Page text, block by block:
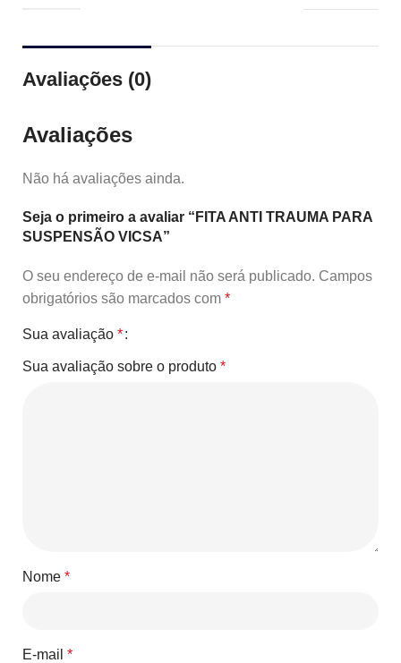
Avaliações (0)
Avaliações
Não há avaliações ainda.
Seja o primeiro a avaliar “FITA ANTI TRAUMA PARA
SUSPENSÃO VICSA”
O seu endereço de e-mail não será publicado. Campos
obrigatórios são marcados com *
Sua avaliação *
Sua avaliação sobre o produto *
Nome *
E-mail *